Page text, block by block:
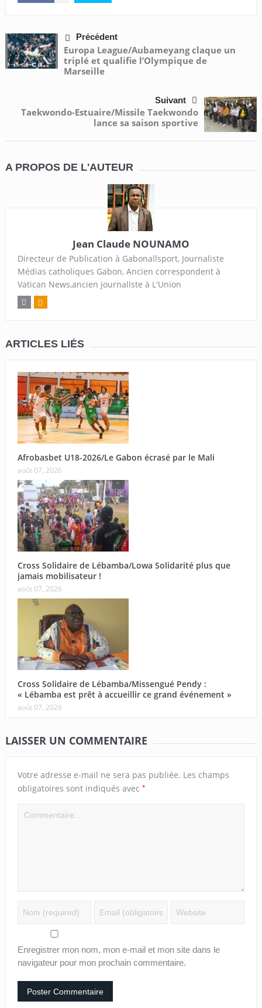
Précédent
Europa League/Aubameyang claque un
triplé et qualifie l’Olympique de
Marseille
Suivant
Taekwondo-Estuaire/Missile Taekwondo
lance sa saison sportive
A PROPOS DE L'AUTEUR
Jean Claude NOUNAMO
Directeur de Publication à Gabonallsport, Journaliste
Médias catholiques Gabon, Ancien correspondent à
Vatican News,ancien journaliste à L'Union
ARTICLES LIÉS
Afrobasbet U18-2026/Le Gabon écrasé par le Mali
août 07, 2026
Cross Solidaire de Lébamba/Lowa Solidarité plus que
jamais mobilisateur !
août 07, 2026
Cross Solidaire de Lébamba/Missengué Pendy :
« Lébamba est prêt à accueillir ce grand événement »
août 07, 2026
LAISSER UN COMMENTAIRE
Votre adresse e-mail ne sera pas publiée. Les champs
obligatoires sont indiqués avec *
Enregistrer mon nom, mon e-mail et mon site dans le
navigateur pour mon prochain commentaire.